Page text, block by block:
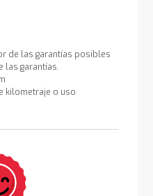
de las garantías posibles
las garantías.
kilometraje o uso